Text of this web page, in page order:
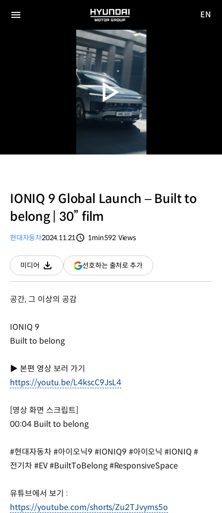
HYUNDAI
MOTOR
GROUP
EN
IONIQ 9 Global Launch – Built to
belong | 30” film
현대자동차2024.11.21
1min592 Views
미디어
다운로드
선호하는 출처로 추가(새
창
공간, 그 이상의 공감
IONIQ 9
Built to belong
▶ 본편 영상 보러 가기
https://youtu.be/L4kscC9JsL4
[영상 화면 스크립트]
00:04 Built to belong
#현대자동차 #아이오닉9 #IONIQ9 #아이오닉 #IONIQ #
전기차 #EV #BuiltToBelong #ResponsiveSpace
유튜브에서 보기 :
https://youtube.com/shorts/Zu2TJvyms5o